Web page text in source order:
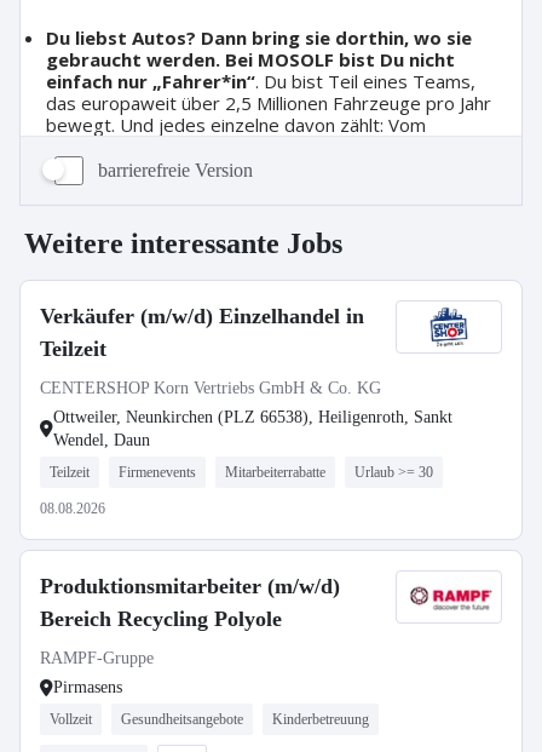
barrierefreie Version
Weitere interessante Jobs
Verkäufer (m/w/d) Einzelhandel in
Teilzeit
CENTERSHOP Korn Vertriebs GmbH & Co. KG
Ottweiler, Neunkirchen (PLZ 66538), Heiligenroth, Sankt
Wendel, Daun
Teilzeit Firmenevents Mitarbeiterrabatte Urlaub >= 30
08.08.2026
Produktionsmitarbeiter (m/w/d)
Bereich Recycling Polyole
RAMPF-Gruppe
Pirmasens
Vollzeit Gesundheitsangebote Kinderbetreuung